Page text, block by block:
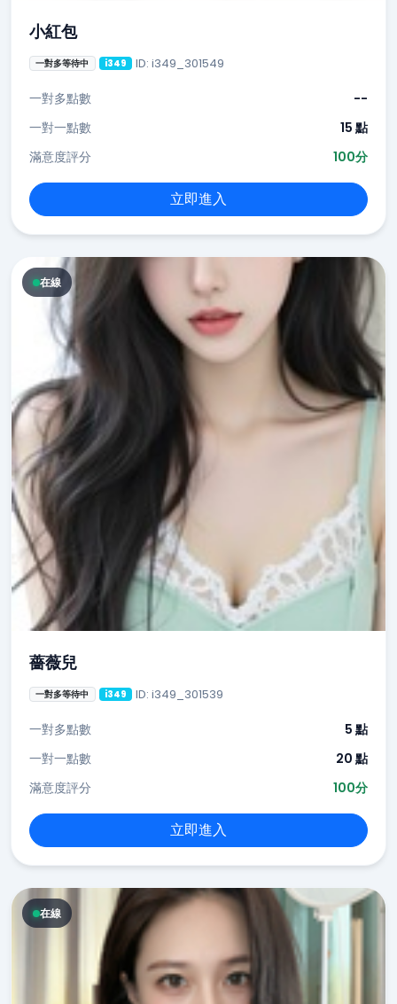
小紅包
一對多等待中 i349 ID: i349_301549
一對多點數
--
一對一點數
15 點
滿意度評分
100分
立即進入
在線
薔薇兒
一對多等待中 i349 ID: i349_301539
一對多點數
5 點
一對一點數
20 點
滿意度評分
100分
立即進入
在線